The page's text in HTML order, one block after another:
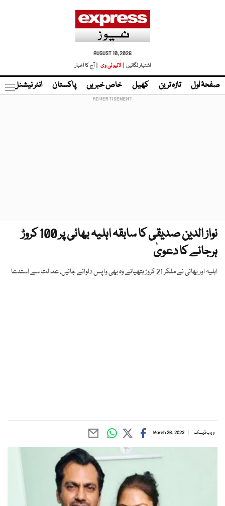
AUGUST 10, 2026
اشتہار لگائیں |
لائیو ٹی وی | آج کا اخبار
صفحۂ اول تازہ ترین کھیل خاص خبریں پاکستان انٹر نیشنل
نواز الدین صدیقی کا سابقہ اہلیہ بھائی پر 100 کروڑ
ہرجانے کا دعویٰ
اہلیہ اور بھائی نے ملکر 21 کروڑ ہتھیائے وہ بھی واپس دلوائے جائیں، عدالت سے استدعا
ویب ڈیسک March 26, 2023